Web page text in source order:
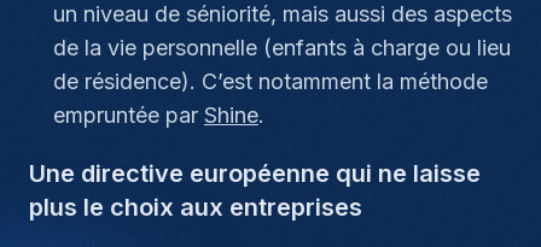
un niveau de séniorité, mais aussi des aspects
de la vie personnelle (enfants à charge ou lieu
de résidence). C’est notamment la méthode
empruntée par Shine.
Une directive européenne qui ne laisse
plus le choix aux entreprises